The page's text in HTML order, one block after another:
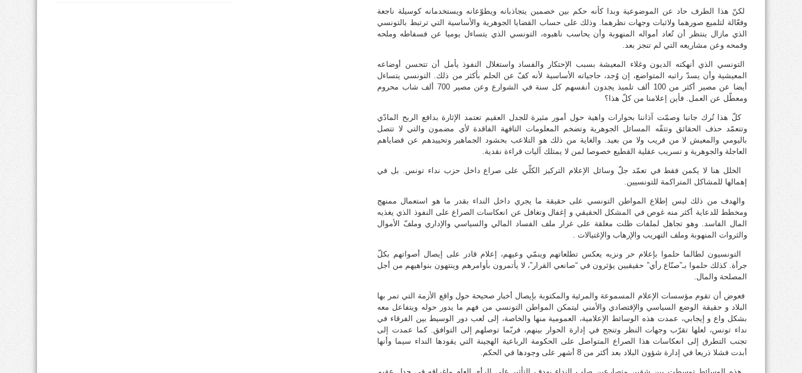
لكنّ هذا الطرف حاد عن الموضوعية وبدا كأنه حكم بين خصمين يتجاذبانه ويطوّعانه ويستخدمانه كوسيلة ناجعة
وفعّالة لتلميع صورهما ولاثبات وجهات نظرهما. وذلك على حساب القضايا الجوهرية والأساسية التي ترتبط بالتونسي
الذي مازال ينتظر أن تُعاد أمواله المنهوبة وأن يحاسب ناهبوه، التونسي الذي يتساءل يوميا عن فسفاطه وملحه
وقمحه وعن مشاريعه التي لم تنجز بعد.
التونسي الذي أنهكته الديون وغلاء المعيشة بسبب الإحتكار والفساد واستغلال النفوذ يأمل أن تتحسن أوضاعه
المعيشية وأن يسدّ راتبه المتواضع، إن وُجد، حاجياته الأساسية لأنه كفّ عن الحلم بأكثر من ذلك. التونسي يتساءل
أيضا عن مصير أكثر من 100 ألف تلميذ يجدون أنفسهم كل سنة في الشوارع وعن مصير 700 ألف شاب محروم
ومعطّل عن العمل. فأين إعلامنا من كلّ هذا؟
كلّ هذا تُرك جانبا وصمّت آذاننا بحوارات واهية حول أمور مثيرة للجدل العقيم تعتمد الإثارة بدافع الربح المادّي
وتتعمّد حذف الحقائق وتتفّه المسائل الجوهرية وتضخم المعلومات التافهة الفاقدة لأي مضمون والتي لا تتصل
باليومي والمعيش لا من قريب ولا من بعيد. والغاية من ذلك هو التلاعب بحشود الجماهير وتحييدهم عن قضاياهم
العاجلة والجوهرية و تسريب عقلية القطيع خصوصا لمن لا يمتلك آليات قراءة نقدية.
الخلل هنا لا يكمن فقط في تعمّد جلّ وسائل الإعلام التركيز الكلّي على صراع داخل حزب نداء تونس. بل في
إهمالها للمشاكل المتراكمة للتونسيين.
والهدف من ذلك ليس إطلاع المواطن التونسي على حقيقة ما يجري داخل النداء بقدر ما هو استعمال ممنهج
ومخطط للدعاية أكثر منه غوص في المشكل الحقيقي و إغفال وتغافل عن انعكاسات الصراع على النفوذ الذي يغذيه
المال الفاسد. وهو تجاهل لملفات ظلت مغلقة على غرار ملف الفساد المالي والسياسي والإداري وملفّ الأموال
والثروات المنهوبة وملف التهريب والإرهاب والإغتيالات .
التونسيون لطالما حلموا بإعلام حر ونزيه يعكس تطلعاتهم وينمّي وعيهم، إعلام قادر على إيصال أصواتهم بكلّ
جرأة. كذلك حلموا بـ”صنّاع رأي” حقيقيين يؤثرون في “صانعي القرار”، لا يأتمرون بأوامرهم وينتهون بنواهيهم من أجل
المصلحة والمال.
فعوض أن تقوم مؤسسات الإعلام المسموعة والمرئية والمكتوبة بإيصال أخبار صحيحة حول واقع الأزمة التي تمر بها
البلاد و حقيقة الوضع السياسي والإقتصادي والأمني ليتمكن المواطن التونسي من فهم ما يدور حوله ويتفاعل معه
بشكل واع و إيجابي، عمدت هذه الوسائط الإعلامية، العمومية منها والخاصة، إلى لعب دور الوسيط بين الفرقاء في
نداء تونس، لعلها تقرّب وجهات النظر وتنجح في إدارة الحوار بينهم، فربّما توصلهم إلى التوافق. كما عمدت إلى
تجنب التطرق إلى انعكاسات هذا الصراع المتواصل على الحكومة الرباعية الهجينة التي يقودها النداء سيما وأنها
أبدت فشلا ذريعا في إدارة شؤون البلاد بعد أكثر من 8 أشهر على وجودها في الحكم.